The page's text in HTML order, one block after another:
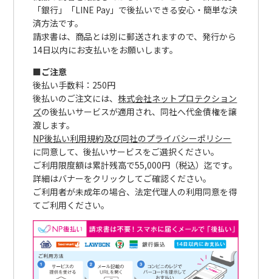
「銀行」「LINE Pay」で後払いできる安心・簡単な決
済方法です。
請求書は、商品とは別に郵送されますので、発行から
14日以内にお支払いをお願いします。
■ご注意
後払い手数料：250円
後払いのご注文には、株式会社ネットプロテクション
ズの後払いサービスが適用され、同社へ代金債権を譲
渡します。
NP後払い利用規約及び同社のプライバシーポリシー
に同意して、後払いサービスをご選択ください。
ご利用限度額は累計残高で55,000円（税込）迄です。
詳細はバナーをクリックしてご確認ください。
ご利用者が未成年の場合、法定代理人の利用同意を得
てご利用ください。